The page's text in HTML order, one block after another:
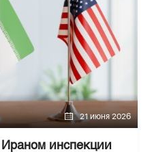
21 июня 2026
инспекции